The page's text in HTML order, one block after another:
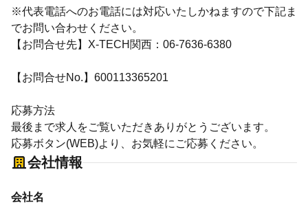
※代表電話へのお電話には対応いたしかねますので下記ま
でお問い合わせください。
【お問合せ先】X-TECH関西：06-7636-6380
【お問合せNo.】600113365201
応募方法
最後まで求人をご覧いただきありがとうございます。
応募ボタン(WEB)より、お気軽にご応募ください。
会社情報
会社名